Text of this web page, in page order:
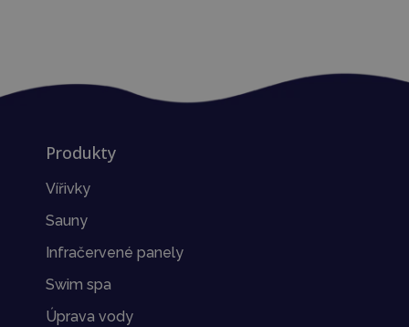
Produkty
Vířivky
Sauny
Infračervené panely
Swim spa
Úprava vody